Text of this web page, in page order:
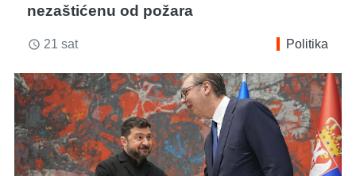
nezaštićenu od požara
access_time 21 sat Politika